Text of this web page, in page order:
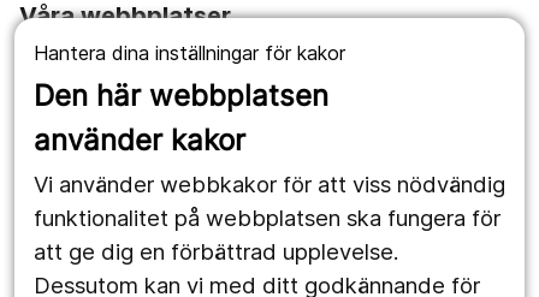
Hantera dina inställningar för kakor
Den här webbplatsen
använder kakor
Vi använder webbkakor för att viss nödvändig
funktionalitet på webbplatsen ska fungera för
att ge dig en förbättrad upplevelse.
Dessutom kan vi med ditt godkännande för
Våra webbplatser
1177.se
Länstrafiken
Utveckling